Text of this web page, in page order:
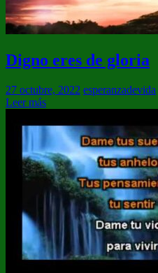
Digno eres de gloria
27 octubre, 2022 esperanzadevida
Leer más